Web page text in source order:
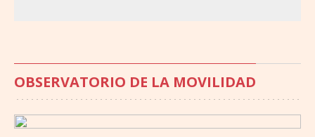
OBSERVATORIO DE LA MOVILIDAD